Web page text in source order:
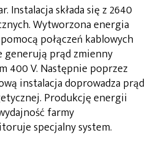
Instalacja składa się z 2640
Wytworzona energia
połączeń kablowych
prąd zmienny
400 V. Następnie poprzez
instalacja doprowadza prąd
Produkcję energii
farmy
specjalny system.